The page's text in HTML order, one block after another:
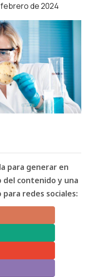
de 2024
para generar en
del contenido y una
redes sociales: